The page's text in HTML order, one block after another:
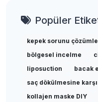
Popüler
kepek sorunu
bölgesel incelme
liposuction
bacak
saç dökülmesine
kollajen maske DIY